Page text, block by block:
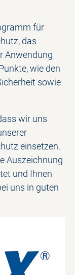
für
das
Anwendung
wie den
sowie
wir uns
einsetzen.
Auszeichnung
und Ihnen
uns in guten